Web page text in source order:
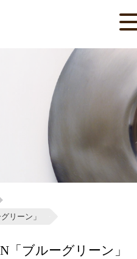
リーン」
「ブルーグリーン」